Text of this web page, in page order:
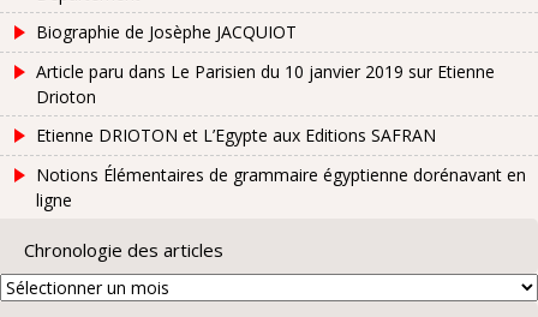
Biographie de Josèphe JACQUIOT
Article paru dans Le Parisien du 10 janvier 2019 sur Etienne
Drioton
Etienne DRIOTON et L’Egypte aux Editions SAFRAN
Notions Élémentaires de grammaire égyptienne dorénavant en
ligne
Chronologie des articles
Chronologie